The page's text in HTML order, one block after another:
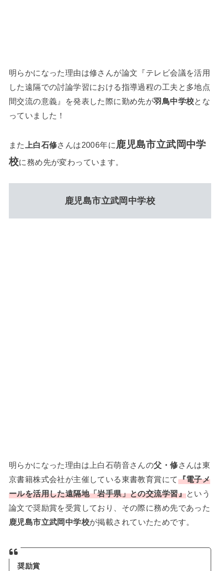
明らかになった理由は修さんが論文『テレビ会議を活用
した遠隔での討論学習における指導過程の工夫と多地点
間交流の意義』を発表した際に勤め先が羽鳥中学校とな
っていました！
また 上白石修さんは2006年に 鹿児島市立武岡中学
校に務め先が変わっています。
鹿児島市立武岡中学校
明らかになった理由は上白石萌音さんの父・修さんは東
京書籍株式会社が主催している東書教育賞にて『電子メ
ールを活用した遠隔地「岩手県」との交流学習』という
論文で奨励賞を受賞しており、その際に務め先であった
鹿児島市立武岡中学校が掲載されていたためです。
奨励賞